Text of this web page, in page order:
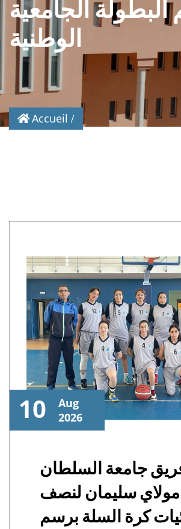
الجامعية
الوطنية
Accueil
10
Aug
2026
جامعة السلطان
مولاي سليمان لنصف
كرة السلة برسم